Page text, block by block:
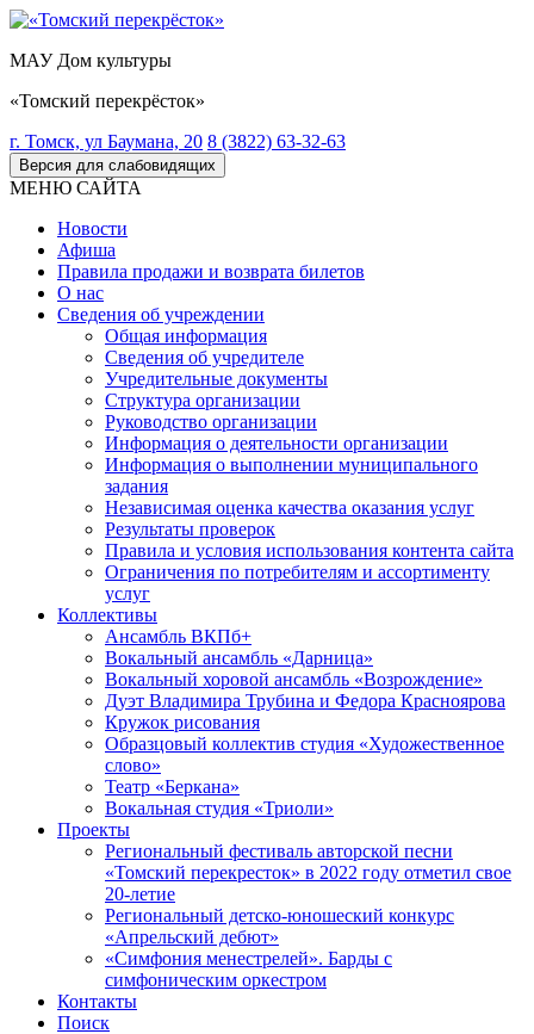
МАУ Дом культуры
«Томский перекрёсток»
г. Томск, ул Баумана, 20 8 (3822) 63-32-63
Версия для слабовидящих
МЕНЮ САЙТА
Новости
Афиша
Правила продажи и возврата билетов
О нас
Сведения об учреждении
Общая информация
Сведения об учредителе
Учредительные документы
Структура организации
Руководство организации
Информация о деятельности организации
Информация о выполнении муниципального
задания
Независимая оценка качества оказания услуг
Результаты проверок
Правила и условия использования контента сайта
Ограничения по потребителям и ассортименту
услуг
Коллективы
Ансамбль ВКПб+
Вокальный ансамбль «Дарница»
Вокальный хоровой ансамбль «Возрождение»
Дуэт Владимира Трубина и Федора Красноярова
Кружок рисования
Образцовый коллектив студия «Художественное
слово»
Театр «Беркана»
Вокальная студия «Триоли»
Проекты
Региональный фестиваль авторской песни
«Томский перекресток» в 2022 году отметил свое
20-летие
Региональный детско-юношеский конкурс
«Апрельский дебют»
«Симфония менестрелей». Барды с
симфоническим оркестром
Контакты
Поиск